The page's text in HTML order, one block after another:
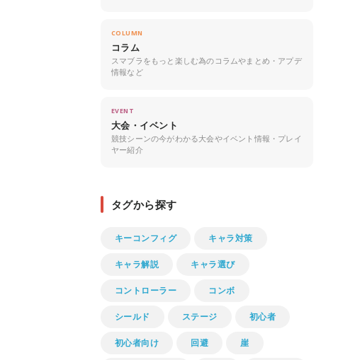
COLUMN
コラム
スマブラをもっと楽しむ為のコラムやまとめ・アプデ
情報など
EVENT
大会・イベント
競技シーンの今がわかる大会やイベント情報・プレイ
ヤー紹介
タグから探す
キーコンフィグ キャラ対策
キャラ解説 キャラ選び
コントローラー コンボ
シールド ステージ 初心者
初心者向け 回避 崖